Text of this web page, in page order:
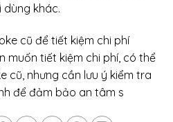
khác.
cũ để tiết kiệm chi phí
muốn tiết kiệm chi phí, có thể
cũ, nhưng cần lưu ý kiểm tra
để đảm bảo an tâm s